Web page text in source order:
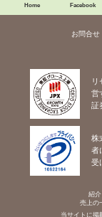
Home Facebook
お問合せ
リ
営
証
株
者
受
紹介
売上の
当サイトに掲